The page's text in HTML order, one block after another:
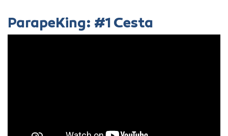
ParapeKing: #1 Cesta